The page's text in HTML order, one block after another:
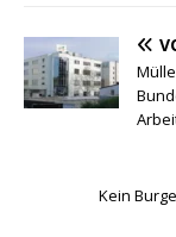
Kein